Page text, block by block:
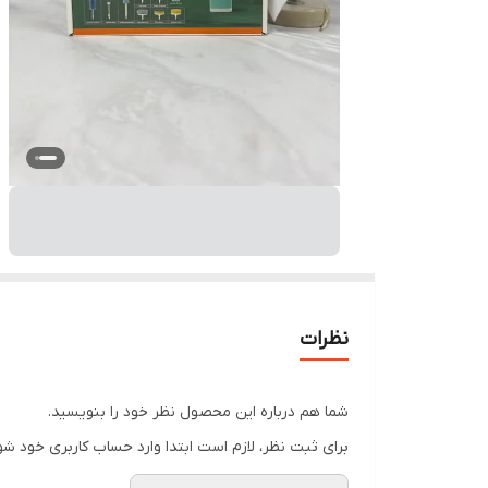
نظرات
شما هم درباره این محصول نظر خود را بنویسید.
برای ثبت نظر، لازم است ابتدا وارد حساب کاربری خود